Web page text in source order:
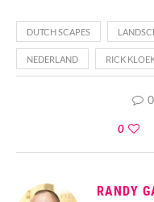
DUTCH SCAPES
NEDERLAND RICK
0
RANDY